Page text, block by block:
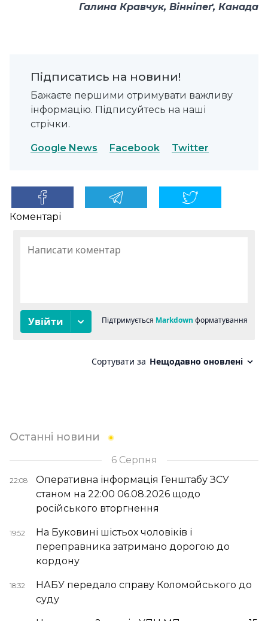
Галина Кравчук, Вінніпеґ, Канада
Підписатись на новини!
Бажаєте першими отримувати важливу
інформацію. Підписуйтесь на наші
стрічки.
Google News Facebook Twitter
Коментарі
Останні новини
6 Серпня
22:08
Оперативна інформація Генштабу ЗСУ
станом на 22:00 06.08.2026 щодо
російського вторгнення
19:52
На Буковині шістьох чоловіків і
переправника затримано дорогою до
кордону
18:32
НАБУ передало справу Коломойського до
суду